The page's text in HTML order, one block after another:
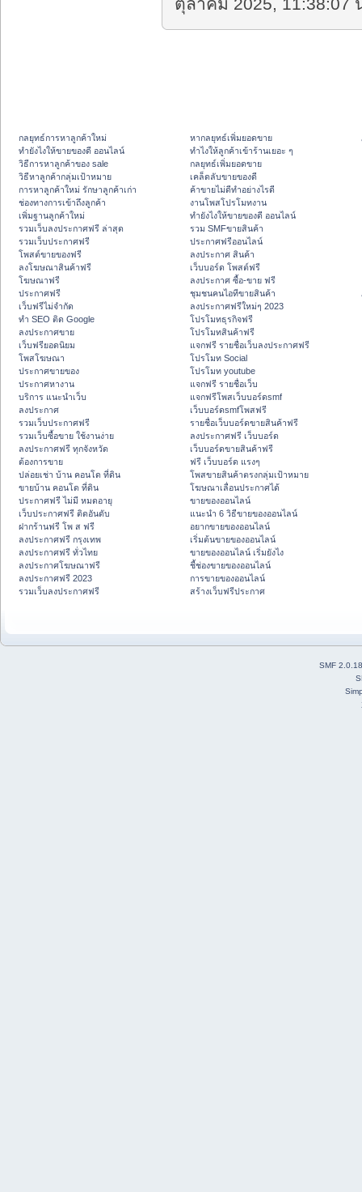
ตุลาคม 2025, 11:38:07
กลยุทธ์การหาลูกค้าใหม่
ทํายังไงให้ขายของดี ออนไลน์
วิธีการหาลูกค้าของ sale
วิธีหาลูกค้ากลุ่มเป้าหมาย
การหาลูกค้าใหม่ รักษาลูกค้าเก่า
ช่องทางการเข้าถึงลูกค้า
เพิ่มฐานลูกค้าใหม่
รวมเว็บลงประกาศฟรี ล่าสุด
รวมเว็บประกาศฟรี
โพสต์ขายของฟรี
ลงโฆษณาสินค้าฟรี
โฆษณาฟรี
ประกาศฟรี
เว็บฟรีไม่จำกัด
ทำ SEO ติด Google
ลงประกาศขาย
เว็บฟรียอดนิยม
โพสโฆษณา
ประกาศขายของ
ประกาศหางาน
บริการ แนะนำเว็บ
ลงประกาศ
รวมเว็บประกาศฟรี
รวมเว็บซื้อขาย ใช้งานง่าย
ลงประกาศฟรี ทุกจังหวัด
ต้องการขาย
ปล่อยเช่า บ้าน คอนโด ที่ดิน
ขายบ้าน คอนโด ที่ดิน
ประกาศฟรี ไม่มี หมดอายุ
เว็บประกาศฟรี ติดอันดับ
ฝากร้านฟรี โพ ส ฟรี
ลงประกาศฟรี กรุงเทพ
ลงประกาศฟรี ทั่วไทย
ลงประกาศโฆษณาฟรี
ลงประกาศฟรี 2023
รวมเว็บลงประกาศฟรี
หากลยุทธ์เพิ่มยอดขาย
ทําไงให้ลูกค้าเข้าร้านเยอะ ๆ
กลยุทธ์เพิ่มยอดขาย
เคล็ดลับขายของดี
ค้าขายไม่ดีทำอย่างไรดี
งานโพสโปรโมทงาน
ทํายังไงให้ขายของดี ออนไลน์
รวม SMFขายสินค้า
ประกาศฟรีออนไลน์
ลงประกาศ สินค้า
เว็บบอร์ด โพสต์ฟรี
ลงประกาศ ซื้อ-ขาย ฟรี
ชุมชนคนไอทีขายสินค้า
ลงประกาศฟรีใหม่ๆ 2023
โปรโมทธุรกิจฟรี
โปรโมทสินค้าฟรี
แจกฟรี รายชื่อเว็บลงประกาศฟรี
โปรโมท Social
โปรโมท youtube
แจกฟรี รายชื่อเว็บ
แจกฟรีโพสเว็บบอร์ดsmf
เว็บบอร์ดsmfโพสฟรี
รายชื่อเว็บบอร์ดขายสินค้าฟรี
ลงประกาศฟรี เว็บบอร์ด
เว็บบอร์ดขายสินค้าฟรี
ฟรี เว็บบอร์ด แรงๆ
โพสขายสินค้าตรงกลุ่มเป้าหมาย
โฆษณาเลื่อนประกาศได้
ขายของออนไลน์
แนะนำ 6 วิธีขายของออนไลน์
อยากขายของออนไลน์
เริ่มต้นขายของออนไลน์
ขายของออนไลน์ เริ่มยังไง
ชี้ช่องขายของออนไลน์
การขายของออนไลน์
สร้างเว็บฟรีประกาศ
SMF 2.0.18